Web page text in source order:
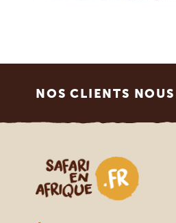
NOS CLIENTS
Safari en Afrique